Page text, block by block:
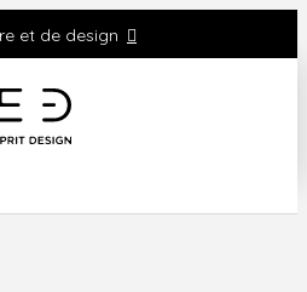
et de design